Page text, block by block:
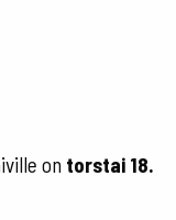
on torstai 18.